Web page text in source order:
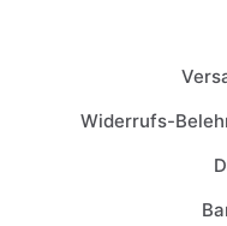
Widerrufs-